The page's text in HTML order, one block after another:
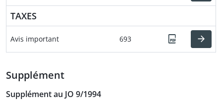
TAXES
Avis important 693
Supplément
Supplément au JO 9/1994